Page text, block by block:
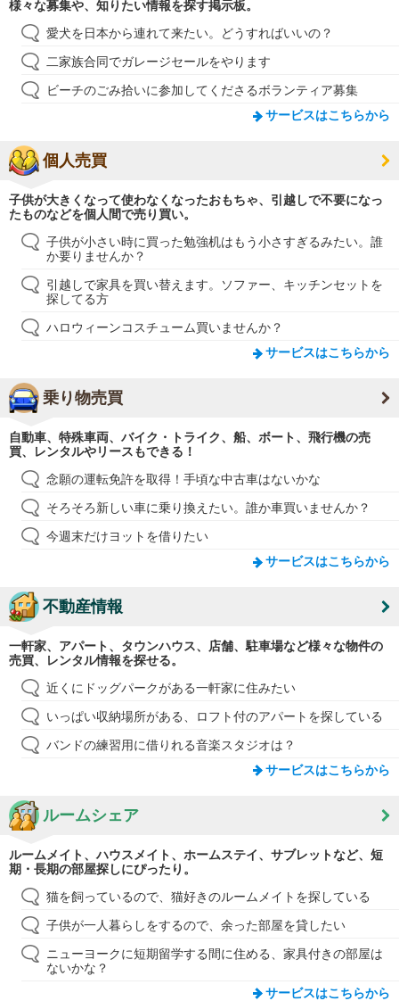
様々な募集や、知りたい情報を探す掲示板。
愛犬を日本から連れて来たい。どうすればいいの？
二家族合同でガレージセールをやります
ビーチのごみ拾いに参加してくださるボランティア募集
サービスはこちらから
個人売買
子供が大きくなって使わなくなったおもちゃ、引越しで不要になっ
たものなどを個人間で売り買い。
子供が小さい時に買った勉強机はもう小さすぎるみたい。誰
か要りませんか？
引越しで家具を買い替えます。ソファー、キッチンセットを
探してる方
ハロウィーンコスチューム買いませんか？
サービスはこちらから
乗り物売買
自動車、特殊車両、バイク・トライク、船、ボート、飛行機の売
買、レンタルやリースもできる！
念願の運転免許を取得！手頃な中古車はないかな
そろそろ新しい車に乗り換えたい。誰か車買いませんか？
今週末だけヨットを借りたい
サービスはこちらから
不動産情報
一軒家、アパート、タウンハウス、店舗、駐車場など様々な物件の
売買、レンタル情報を探せる。
近くにドッグパークがある一軒家に住みたい
いっぱい収納場所がある、ロフト付のアパートを探している
バンドの練習用に借りれる音楽スタジオは？
サービスはこちらから
ルームシェア
ルームメイト、ハウスメイト、ホームステイ、サブレットなど、短
期・長期の部屋探しにぴったり。
猫を飼っているので、猫好きのルームメイトを探している
子供が一人暮らしをするので、余った部屋を貸したい
ニューヨークに短期留学する間に住める、家具付きの部屋は
ないかな？
サービスはこちらから